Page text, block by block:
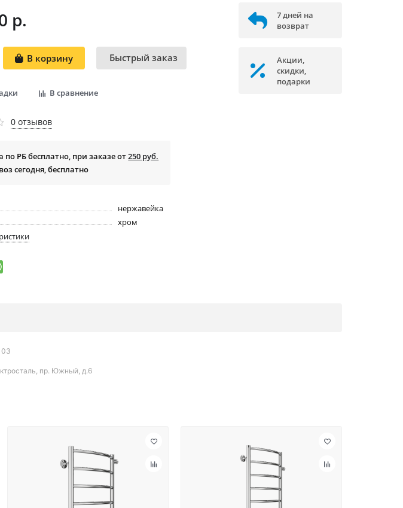
р.
В корзину Быстрый заказ
В сравнение
0 отзывов
по РБ бесплатно, при заказе от250 руб.
сегодня, бесплатно
нержавейка
хром
7 дней на
возврат
Акции,
скидки,
подарки
пр. Южный, д.6